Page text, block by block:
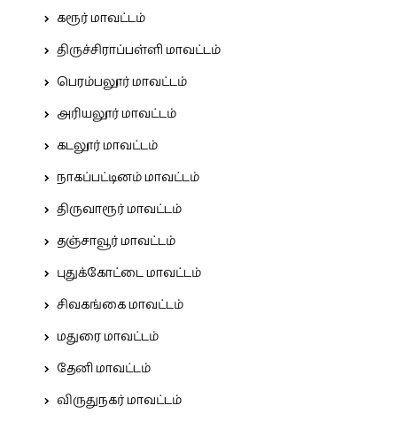
கரூர் மாவட்டம்
திருச்சிராப்பள்ளி மாவட்டம்
பெரம்பலூர் மாவட்டம்
அரியலூர் மாவட்டம்
கடலூர் மாவட்டம்
நாகப்பட்டினம் மாவட்டம்
திருவாரூர் மாவட்டம்
தஞ்சாவூர் மாவட்டம்
புதுக்கோட்டை மாவட்டம்
சிவகங்கை மாவட்டம்
மதுரை மாவட்டம்
தேனி மாவட்டம்
விருதுநகர் மாவட்டம்